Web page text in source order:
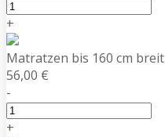
+
Matratzen bis 160 cm breit
56,00 €
-
+